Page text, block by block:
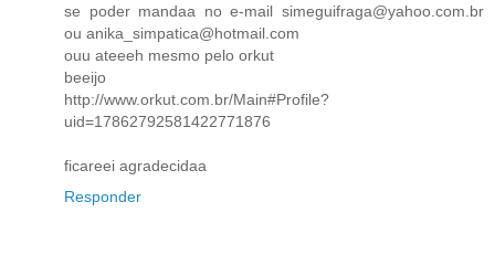
se poder mandaa no e-mail simeguifraga@yahoo.com.br
ou anika_simpatica@hotmail.com
ouu ateeeh mesmo pelo orkut
beeijo
http://www.orkut.com.br/Main#Profile?
uid=17862792581422771876
ficareei agradecidaa
Responder